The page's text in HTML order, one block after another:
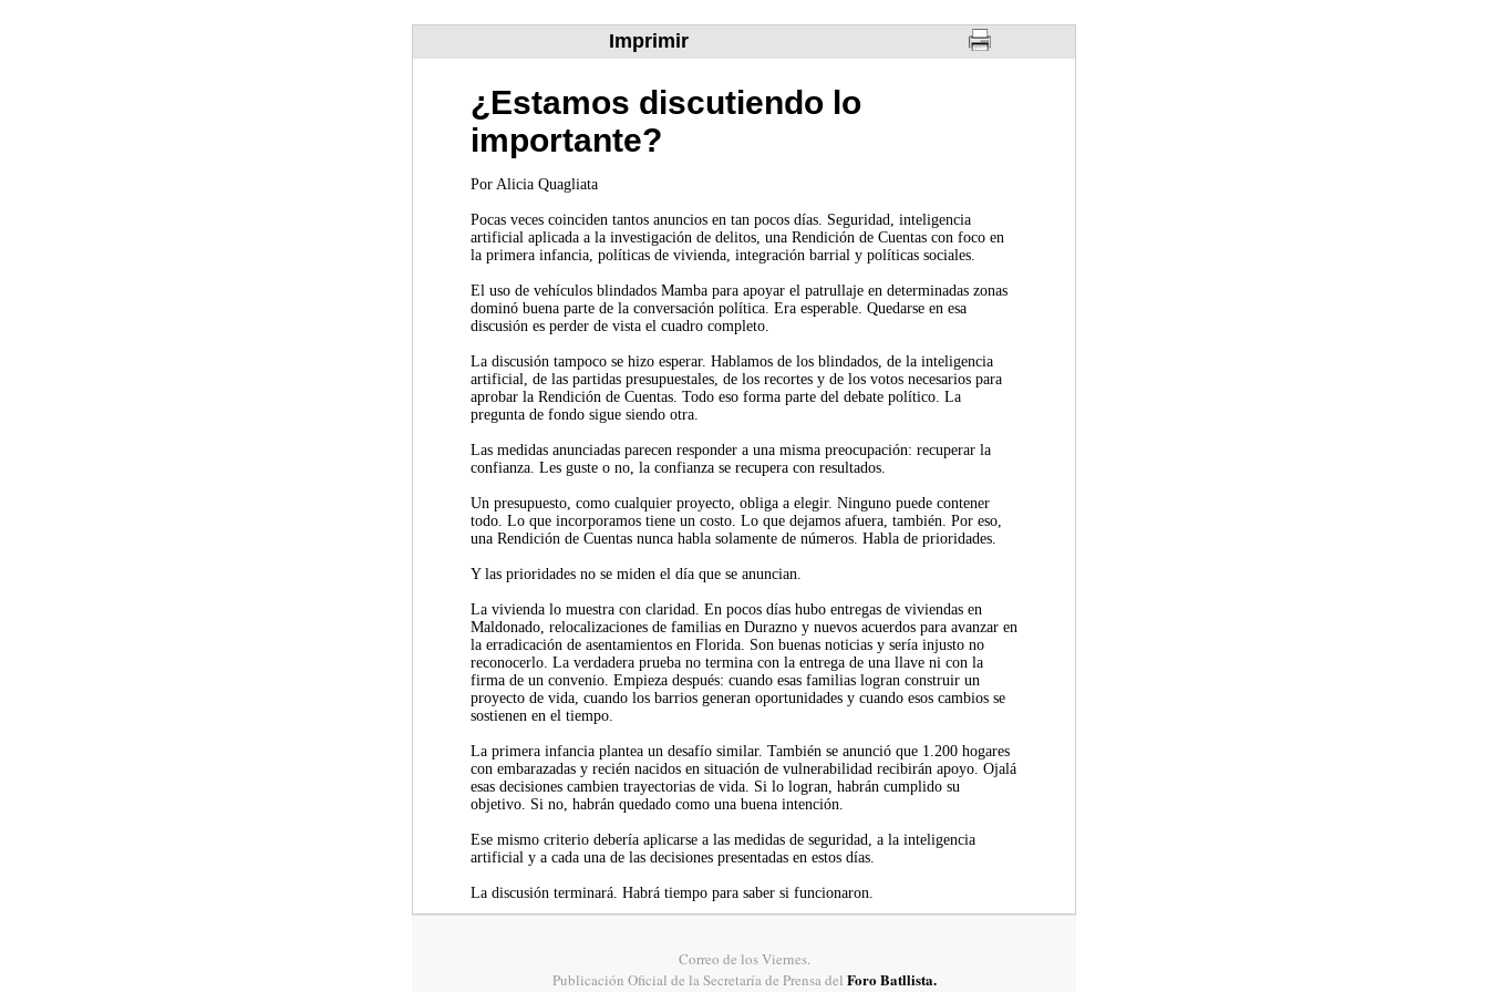
Imprimir
¿Estamos discutiendo lo
importante?
Por Alicia Quagliata
Pocas veces coinciden tantos anuncios en tan pocos días. Seguridad, inteligencia
artificial aplicada a la investigación de delitos, una Rendición de Cuentas con foco en
la primera infancia, políticas de vivienda, integración barrial y políticas sociales.
El uso de vehículos blindados Mamba para apoyar el patrullaje en determinadas zonas
dominó buena parte de la conversación política. Era esperable. Quedarse en esa
discusión es perder de vista el cuadro completo.
La discusión tampoco se hizo esperar. Hablamos de los blindados, de la inteligencia
artificial, de las partidas presupuestales, de los recortes y de los votos necesarios para
aprobar la Rendición de Cuentas. Todo eso forma parte del debate político. La
pregunta de fondo sigue siendo otra.
Las medidas anunciadas parecen responder a una misma preocupación: recuperar la
confianza. Les guste o no, la confianza se recupera con resultados.
Un presupuesto, como cualquier proyecto, obliga a elegir. Ninguno puede contener
todo. Lo que incorporamos tiene un costo. Lo que dejamos afuera, también. Por eso,
una Rendición de Cuentas nunca habla solamente de números. Habla de prioridades.
Y las prioridades no se miden el día que se anuncian.
La vivienda lo muestra con claridad. En pocos días hubo entregas de viviendas en
Maldonado, relocalizaciones de familias en Durazno y nuevos acuerdos para avanzar en
la erradicación de asentamientos en Florida. Son buenas noticias y sería injusto no
reconocerlo. La verdadera prueba no termina con la entrega de una llave ni con la
firma de un convenio. Empieza después: cuando esas familias logran construir un
proyecto de vida, cuando los barrios generan oportunidades y cuando esos cambios se
sostienen en el tiempo.
La primera infancia plantea un desafío similar. También se anunció que 1.200 hogares
con embarazadas y recién nacidos en situación de vulnerabilidad recibirán apoyo. Ojalá
esas decisiones cambien trayectorias de vida. Si lo logran, habrán cumplido su
objetivo. Si no, habrán quedado como una buena intención.
Ese mismo criterio debería aplicarse a las medidas de seguridad, a la inteligencia
artificial y a cada una de las decisiones presentadas en estos días.
La discusión terminará. Habrá tiempo para saber si funcionaron.
Correo de los Viernes.
Publicación Oficial de la Secretaría de Prensa del Foro Batllista.